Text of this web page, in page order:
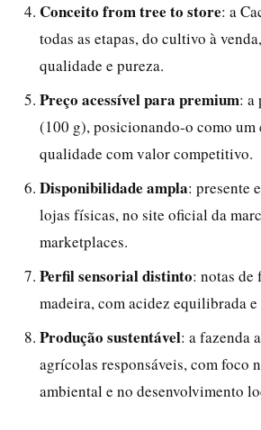
Conceito from tree to store: a
todas as etapas, do cultivo à
qualidade e pureza.
Preço acessível para premium: a
(100 g), posicionando-o como um
qualidade com valor competitivo.
Disponibilidade ampla: presente
lojas físicas, no site oficial da
marketplaces.
Perfil sensorial distinto: notas de
madeira, com acidez equilibrada
Produção sustentável: a fazenda
agrícolas responsáveis, com foco
ambiental e no desenvolvimento